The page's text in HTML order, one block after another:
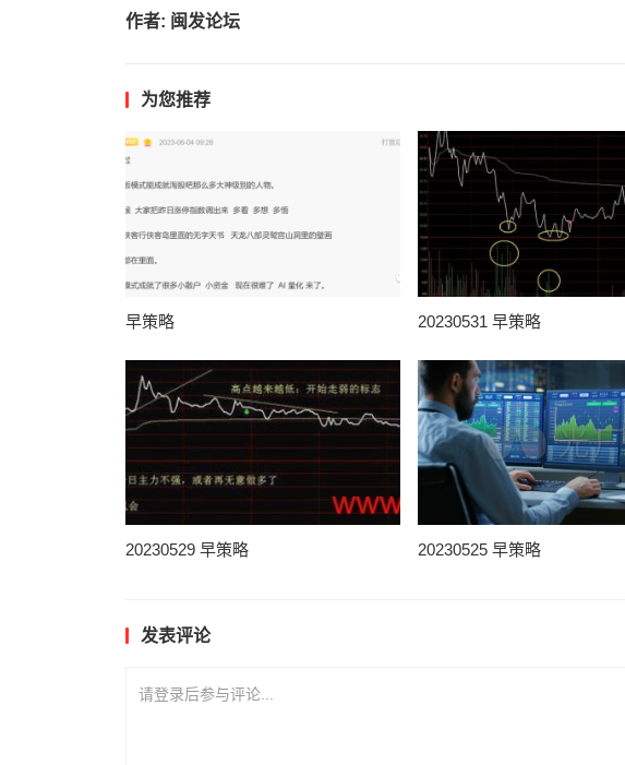
作者: 闽发论坛
为您推荐
早策略 20230531 早策略
20230529 早策略 20230525 早策略
发表评论
请登录后参与评论...